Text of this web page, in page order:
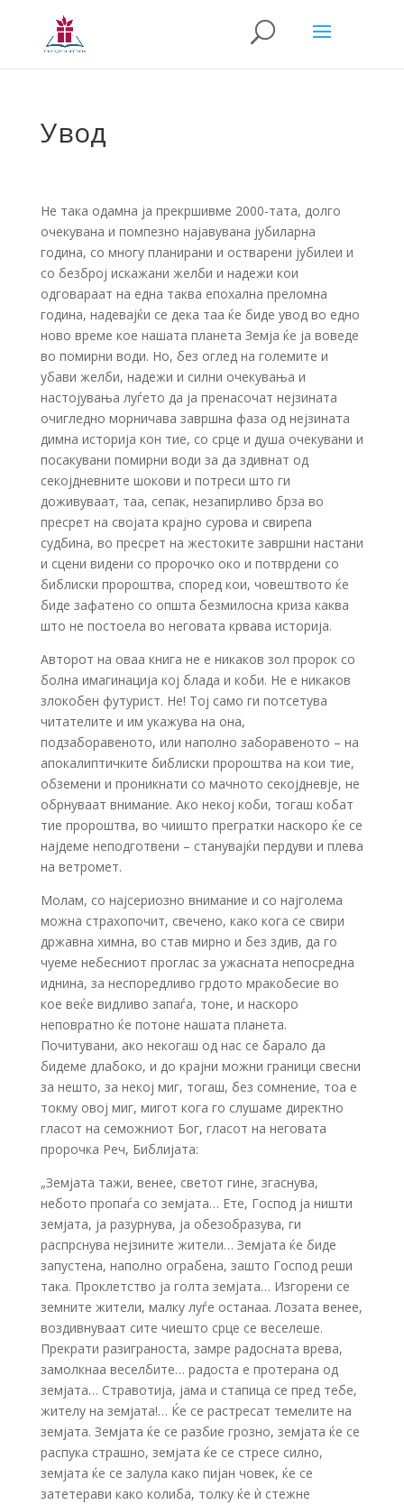
Увод
Не така одамна ја прекршивме 2000-тата, долго
очекувана и помпезно најавувана јубиларна
година, со многу планирани и остварени јубилеи и
со безброј искажани желби и надежи кои
одговараат на една таква епохална преломна
година, надевајќи се дека таа ќе биде увод во едно
ново време кое нашата планета Земја ќе ја воведе
во помирни води. Но, без оглед на големите и
убави желби, надежи и силни очекувања и
настојувања луѓето да ја пренасочат нејзината
очигледно морничава завршна фаза од нејзината
димна историја кон тие, со срце и душа очекувани и
посакувани помирни води за да здивнат од
секојдневните шокови и потреси што ги
доживуваат, таа, сепак, незапирливо брза во
пресрет на својата крајно сурова и свирепа
судбина, во пресрет на жестоките завршни настани
и сцени видени со пророчко око и потврдени со
библиски пророштва, според кои, човештвото ќе
биде зафатено со општа безмилосна криза каква
што не постоела во неговата крвава историја.
Авторот на оваа книга не е никаков зол пророк со
болна имагинација кој блада и коби. Не е никаков
злокобен футурист. Не! Тој само ги потсетува
читателите и им укажува на она,
подзаборавеното, или наполно заборавеното – на
апокалиптичките библиски пророштва на кои тие,
обземени и проникнати со мачното секојдневје, не
обрнуваат внимание. Ако некој коби, тогаш кобат
тие пророштва, во чиишто прегратки наскоро ќе се
најдеме неподготвени – станувајќи пердуви и плева
на ветромет.
Молам, со најсериозно внимание и со најголема
можна страхопочит, свечено, како кога се свири
државна химна, во став мирно и без здив, да го
чуеме небесниот проглас за ужасната непосредна
иднина, за неспоредливо грдото мракобесие во
кое веќе видливо запаѓа, тоне, и наскоро
неповратно ќе потоне нашата планета.
Почитувани, ако некогаш од нас се барало да
бидеме длабоко, и до крајни можни граници свесни
за нешто, за некој миг, тогаш, без сомнение, тоа е
токму овој миг, мигот кога го слушаме директно
гласот на семожниот Бог, гласот на неговата
пророчка Реч, Библијата:
„Земјата тажи, венее, светот гине, згаснува,
небото пропаѓа со земјата… Ете, Господ ја ништи
земјата, ја разурнува, ја обезобразува, ги
распрснува нејзините жители… Земјата ќе биде
запустена, наполно ограбена, зашто Господ реши
така. Проклетство ја голта земјата… Изгорени се
земните жители, малку луѓе останаа. Лозата венее,
воздивнуваат сите чиешто срце се веселеше.
Прекрати разиграноста, замре радосната врева,
замолкнаа веселбите… радоста е протерана од
земјата… Стравотија, јама и стапица се пред тебе,
жителу на земјата!… Ќе се растресат темелите на
земјата. Земјата ќе се разбие грозно, земјата ќе се
распука страшно, земјата ќе се стресе силно,
земјата ќе се залула како пијан човек, ќе се
затетерави како колиба, толку ќе ѝ стежне